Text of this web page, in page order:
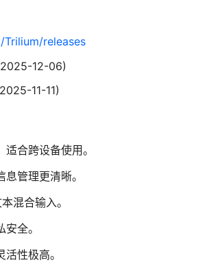
releases
12-06)
11-11)
合跨设备使用。
管理更清晰。
混合输入。
全。
性极高。